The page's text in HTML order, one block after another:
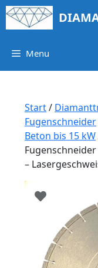
Springe
zum
Menu
Start/
Fugenschneider
Beton bis 15 kW
–